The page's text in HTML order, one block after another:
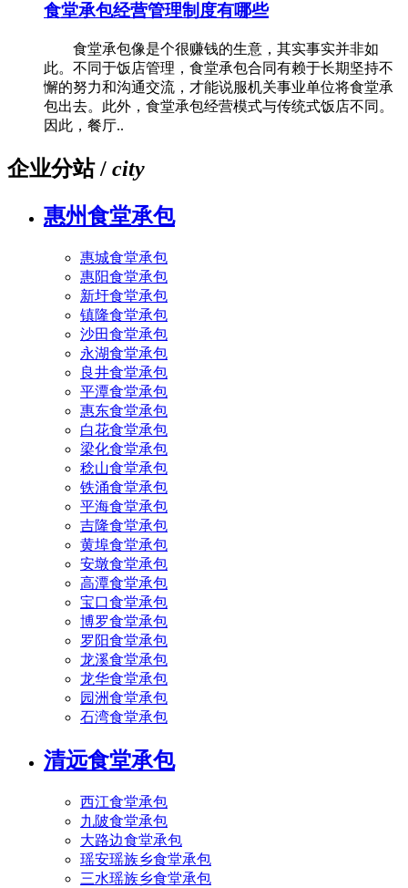
食堂承包经营管理制度有哪些
食堂承包像是个很赚钱的生意，其实事实并非如
此。不同于饭店管理，食堂承包合同有赖于长期坚持不
懈的努力和沟通交流，才能说服机关事业单位将食堂承
包出去。此外，食堂承包经营模式与传统式饭店不同。
因此，餐厅..
企业分站 / city
惠州食堂承包
惠城食堂承包
惠阳食堂承包
新圩食堂承包
镇隆食堂承包
沙田食堂承包
永湖食堂承包
良井食堂承包
平潭食堂承包
惠东食堂承包
白花食堂承包
梁化食堂承包
稔山食堂承包
铁涌食堂承包
平海食堂承包
吉隆食堂承包
黄埠食堂承包
安墩食堂承包
高潭食堂承包
宝口食堂承包
博罗食堂承包
罗阳食堂承包
龙溪食堂承包
龙华食堂承包
园洲食堂承包
石湾食堂承包
清远食堂承包
西江食堂承包
九陂食堂承包
大路边食堂承包
瑶安瑶族乡食堂承包
三水瑶族乡食堂承包